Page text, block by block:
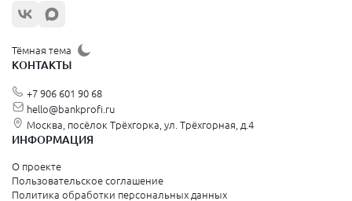
Тёмная тема
КОНТАКТЫ
+7 906 601 90 68
hello@bankprofi.ru
Москва, посёлок Трёхгорка, ул. Трёхгорная, д.4
ИНФОРМАЦИЯ
О проекте
Пользовательское соглашение
Политика обработки персональных данных